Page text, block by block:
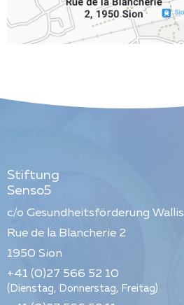
Stiftung
Senso5
c/o Gesundheitsförderung Wallis
Rue de la Blancherie 2
1950 Sion
+41 (0)27 566 52 10
(Dienstag, Donnerstag, Freitag)